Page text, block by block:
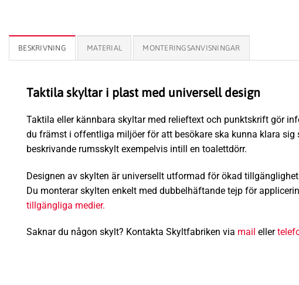
BESKRIVNING MATERIAL MONTERINGSANVISNINGAR
Taktila skyltar i plast med universell design
Taktila eller kännbara skyltar med relieftext och punktskrift gör
du främst i offentliga miljöer för att besökare ska kunna klara
beskrivande rumsskylt exempelvis intill en toalettdörr.
Designen av skylten är universellt utformad för ökad
Du monterar skylten enkelt med dubbelhäftande tejp för
tillgängliga medier.
Saknar du någon skylt? Kontakta Skyltfabriken via mail eller